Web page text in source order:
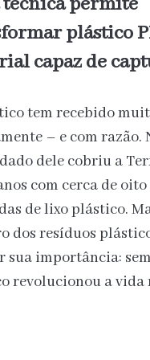
anos
plástico
capaz de
tem recebido
– e com razão.
dele cobriu a
com cerca de
de lixo plástico.
dos resíduos
sua importância:
revolucionou a vida